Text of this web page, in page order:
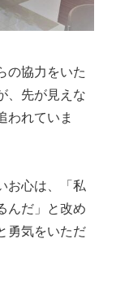
の協力をいた
、先が見えな
われていま
お心は、「私
んだ」と改め
勇気をいただ